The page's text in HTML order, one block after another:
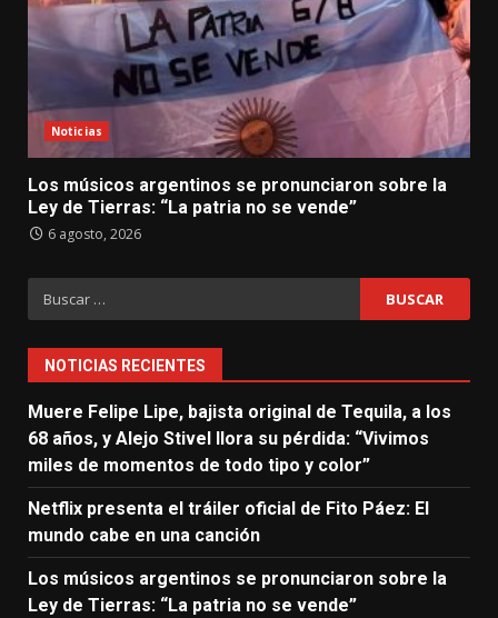
Noticias
Los músicos argentinos se pronunciaron sobre la
Ley de Tierras: “La patria no se vende”
6 agosto, 2026
Buscar:
NOTICIAS RECIENTES
Muere Felipe Lipe, bajista original de Tequila, a los
68 años, y Alejo Stivel llora su pérdida: “Vivimos
miles de momentos de todo tipo y color”
Netflix presenta el tráiler oficial de Fito Páez: El
mundo cabe en una canción
Los músicos argentinos se pronunciaron sobre la
Ley de Tierras: “La patria no se vende”